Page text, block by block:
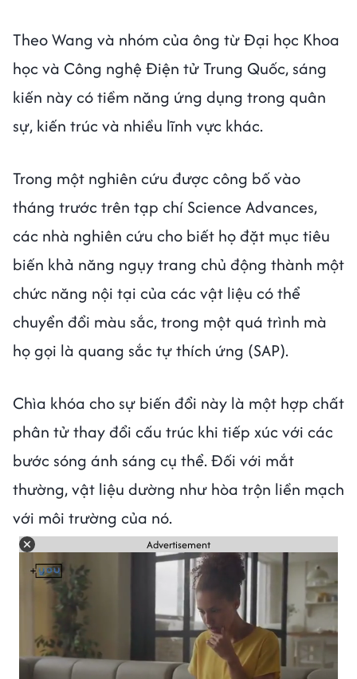
Theo Wang và nhóm của ông từ Đại học Khoa
học và Công nghệ Điện tử Trung Quốc, sáng
kiến ​​này có tiềm năng ứng dụng trong quân
sự, kiến ​​trúc và nhiều lĩnh vực khác.
Trong một nghiên cứu được công bố vào
tháng trước trên tạp chí Science Advances,
các nhà nghiên cứu cho biết họ đặt mục tiêu
biến khả năng ngụy trang chủ động thành một
chức năng nội tại của các vật liệu có thể
chuyển đổi màu sắc, trong một quá trình mà
họ gọi là quang sắc tự thích ứng (SAP).
Chìa khóa cho sự biến đổi này là một hợp chất
phân tử thay đổi cấu trúc khi tiếp xúc với các
bước sóng ánh sáng cụ thể. Đối với mắt
thường, vật liệu dường như hòa trộn liền mạch
với môi trường của nó.
Advertisement